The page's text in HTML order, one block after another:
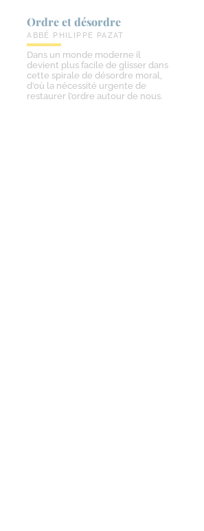
Ordre et désordre
ABBÉ PHILIPPE PAZAT
Dans un monde moderne il
devient plus facile de glisser dans
cette spirale de désordre moral,
d’où la nécessité urgente de
restaurer l’ordre autour de nous.